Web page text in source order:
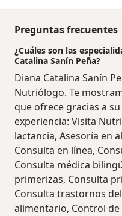
Preguntas frecuentes
¿Cuáles son las
Catalina Sanín Peña?
Diana Catalina Sanín
Nutriólogo. Te
que ofrece gracias a
experiencia: Visita
lactancia, Asesoría en
Consulta en línea,
Consulta médica
primerizas, Consulta
Consulta trastornos
alimentario, Control